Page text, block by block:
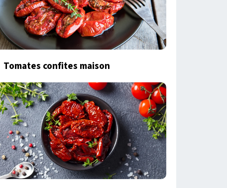
Tomates confites maison